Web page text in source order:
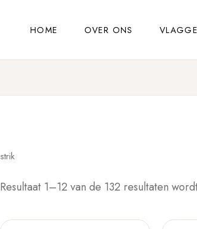
HOME OVER ONS
strik
Resultaat 1–12 van de 132 resultaten